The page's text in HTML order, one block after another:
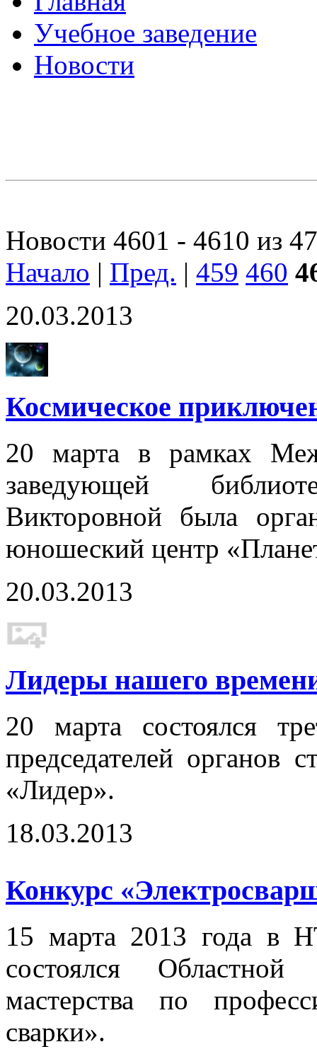
Учебное заведение
Новости
Новости 4601 - 4610 из
Начало | Пред. | 459 460
20.03.2013
Космическое
20 марта в рамках
заведующей
Викторовной была
юношеский центр
20.03.2013
Лидеры нашего
20 марта состоялся
председателей органов
«Лидер».
18.03.2013
Конкурс
15 марта 2013 года
состоялся Областной
мастерства по
сварки».